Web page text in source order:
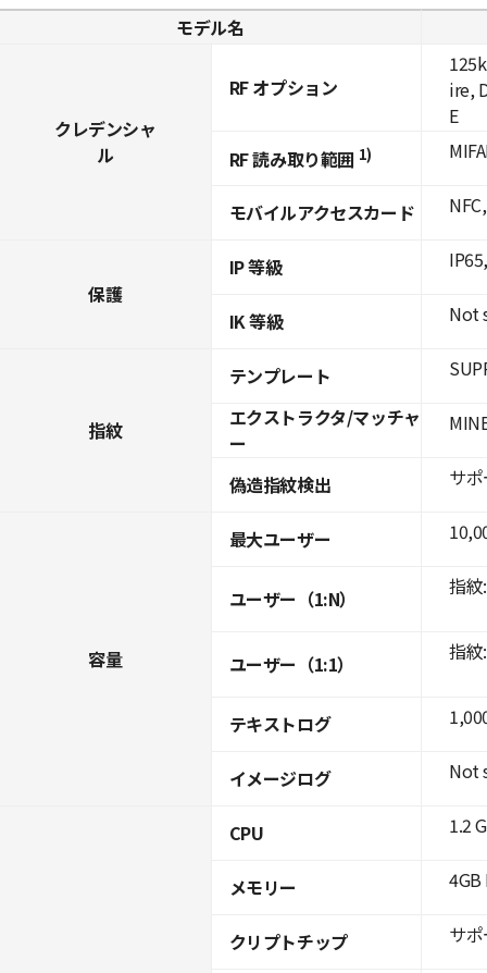
モデル名
クレデンシャ
ル
RF オプション
RF 読み取り範囲 1)
モバイルアクセスカード
保護
IP 等級
IK 等級
指紋
テンプレート
エクストラクタ/マッチャ
ー
偽造指紋検出
容量
最大ユーザー
ユーザー（1:N）
ユーザー（1:1）
テキストログ
イメージログ
CPU
メモリー
クリプトチップ
ire,
E
Not
サ
指紋
指紋
Not
1.2
4GB
サ